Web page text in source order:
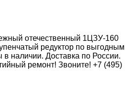
отечественный 1ЦЗУ-160
редуктор по выгодным
наличии. Доставка по России.
ремонт! Звоните! +7 (495)